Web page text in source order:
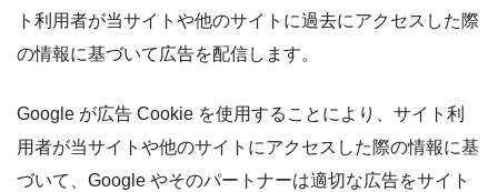
ト利用者が当サイトや他のサイトに過去にアクセスした際
の情報に基づいて広告を配信します。
Google が広告 Cookie を使用することにより、サイト利
用者が当サイトや他のサイトにアクセスした際の情報に基
づいて、Google やそのパートナーは適切な広告をサイト